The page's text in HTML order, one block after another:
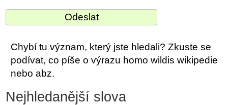
Chybí tu význam, který jste hledali? Zkuste se
podívat, co píše o výrazu homo wildis wikipedie
nebo abz.
Nejhledanější slova